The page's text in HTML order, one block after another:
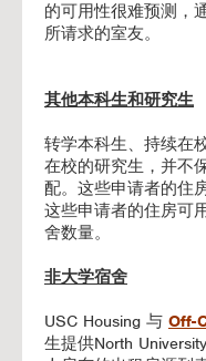
的可用性很难预测，
所请求的室友。
其他本科生和研究生
转学本科生、持续在
在校的研究生，并不
配。这些申请者的住
这些申请者的住房可
舍数量。
非大学宿舍
USC Housing 与 Off-
生提供North